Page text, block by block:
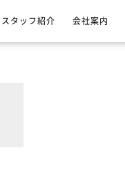
スタッフ紹介 会社案内